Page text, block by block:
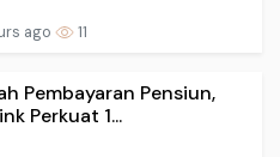
ago 11
Pembayaran Pensiun,
Perkuat 1...